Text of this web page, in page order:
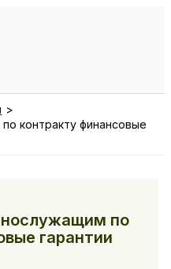
контракту финансовые
по
гарантии